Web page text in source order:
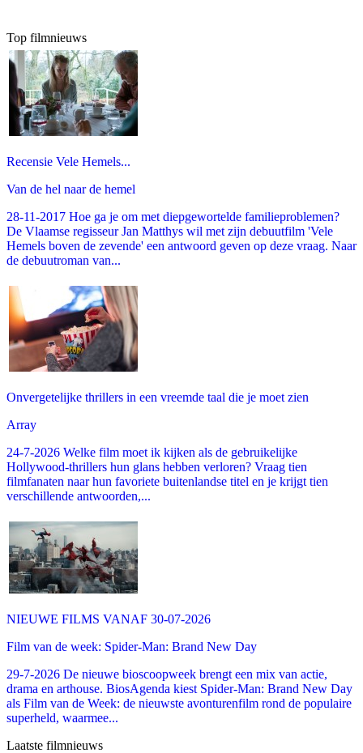
Top filmnieuws
Recensie Vele Hemels...
Van de hel naar de hemel
28-11-2017 Hoe ga je om met diepgewortelde familieproblemen?
De Vlaamse regisseur Jan Matthys wil met zijn debuutfilm 'Vele
Hemels boven de zevende' een antwoord geven op deze vraag. Naar
de debuutroman van...
Onvergetelijke thrillers in een vreemde taal die je moet zien
Array
24-7-2026 Welke film moet ik kijken als de gebruikelijke
Hollywood-thrillers hun glans hebben verloren? Vraag tien
filmfanaten naar hun favoriete buitenlandse titel en je krijgt tien
verschillende antwoorden,...
NIEUWE FILMS VANAF 30-07-2026
Film van de week: Spider-Man: Brand New Day
29-7-2026 De nieuwe bioscoopweek brengt een mix van actie,
drama en arthouse. BiosAgenda kiest Spider-Man: Brand New Day
als Film van de Week: de nieuwste avonturenfilm rond de populaire
superheld, waarmee...
Laatste filmnieuws